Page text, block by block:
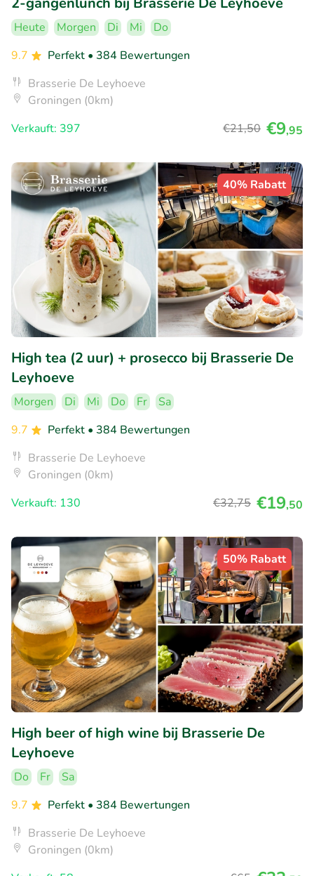
Heute Morgen Di Mi
Do
9.7
Perfekt • 384 Bewertungen
Brasserie De Leyhoeve
Groningen (0km)
Verkauft: 397
€21,50 €9,95
40% Rabatt
High tea (2 uur) + prosecco bij Brasserie De
Leyhoeve
Morgen Di Mi Do Fr
Sa
9.7
Perfekt • 384 Bewertungen
Brasserie De Leyhoeve
Groningen (0km)
Verkauft: 130
€32,75 €19,50
50% Rabatt
High beer of high wine bij Brasserie De
Leyhoeve
Do Fr
Sa
9.7
Perfekt • 384 Bewertungen
Brasserie De Leyhoeve
Groningen (0km)